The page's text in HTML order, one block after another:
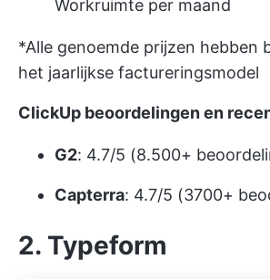
Workruimte per maand
*Alle genoemde prijzen hebben
het jaarlijkse factureringsmodel
ClickUp beoordelingen en
G2: 4.7/5 (8.500+
Capterra: 4.7/5 (3700+
2. Typeform